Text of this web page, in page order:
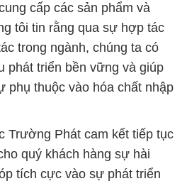
cấp các sản phẩm và
tôi tin rằng qua sự hợp tác
trong ngành, chúng ta có
phát triển bền vững và giúp
phụ thuộc vào hóa chất nhập
Trường Phát cam kết tiếp tục
quý khách hàng sự hài
tích cực vào sự phát triển